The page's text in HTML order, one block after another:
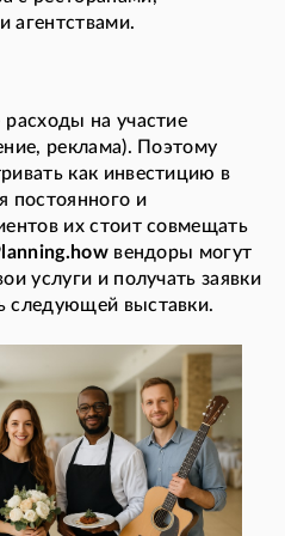
агентствами.
на участие
реклама). Поэтому
как инвестицию в
постоянного и
их стоит совмещать
вендоры могут
услуги и получать заявки
следующей выставки.